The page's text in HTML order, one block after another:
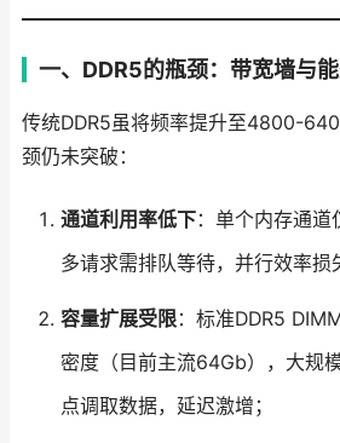
一、DDR5的瓶颈：带宽墙与
传统DDR5虽将频率提升至4800-
颈仍未突破：
通道利用率低下：单个内存通道
多请求需排队等待，并行效率损
容量扩展受限：标准DDR5
密度（目前主流64Gb），大规
点调取数据，延迟激增；